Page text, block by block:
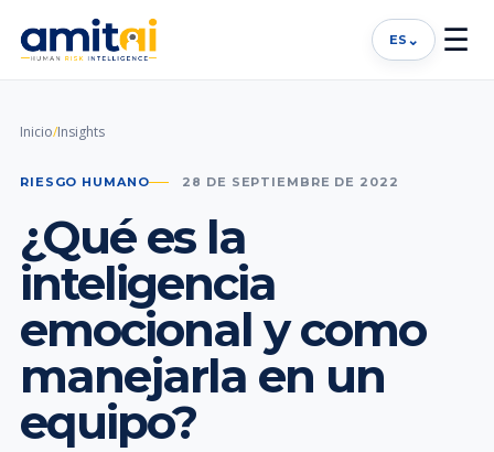
ES ⌄ ☰
Inicio/Insights
RIESGO HUMANO 28 DE SEPTIEMBRE DE 2022
¿Qué es la
inteligencia
emocional y como
manejarla en un
equipo?